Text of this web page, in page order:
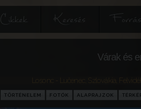
Cikkek Keresés
Várak és
Losonc - Lučenec Szlovákia
TÖRTÉNELEM FOTÓK ALAPRAJZOK